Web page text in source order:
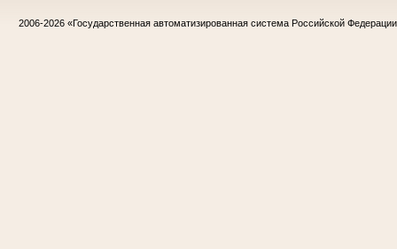
2006-2026 «Государственная автоматизированная система Российской